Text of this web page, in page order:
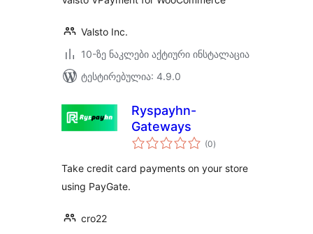
Valsto Inc.
10-ზე ნაკლები აქტიური ინსტალაცია
ტესტირებულია: 4.9.0
Ryspayhn-
Gateways
(0საერთო
რეიტინგი
)
Take credit card payments on your store
using PayGate.
cro22